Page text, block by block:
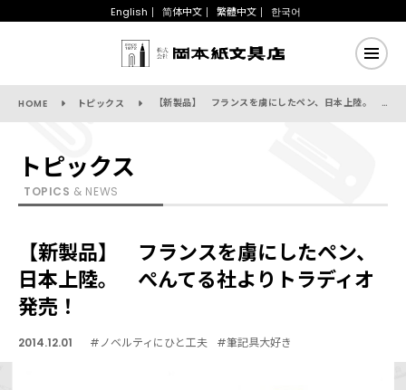
English 简体中文 繁體中文 한국어
HOME トピックス 【新製品】 フランスを虜にしたペン、日本上陸。 ぺんてる社よりトラディオ発売！
トピックス
TOPICS & NEWS
【新製品】 フランスを虜にしたペン、
日本上陸。 ぺんてる社よりトラディオ
発売！
2014.12.01 #ノベルティにひと工夫 #筆記具大好き